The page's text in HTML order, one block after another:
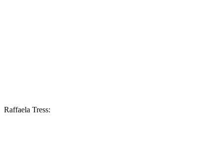
Raffaela Tress: